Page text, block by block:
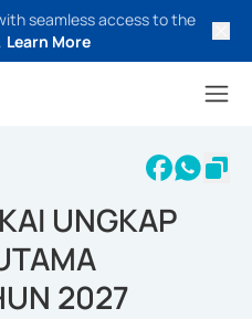
seamless access to the
Learn More
UNGKAP
2027